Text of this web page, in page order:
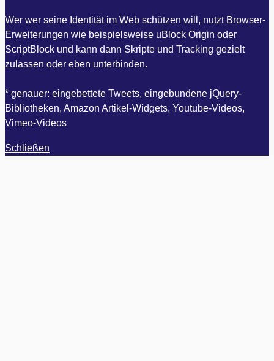
Wer wer seine Identität im Web schützen will, nutzt Browser-
Erweiterungen wie beispielsweise uBlock Origin oder
ScriptBlock und kann dann Skripte und Tracking gezielt
zulassen oder eben unterbinden.
* genauer: eingebettete Tweets, eingebundene jQuery-
Bibliotheken, Amazon Artikel-Widgets, Youtube-Videos,
Vimeo-Videos
Schließen